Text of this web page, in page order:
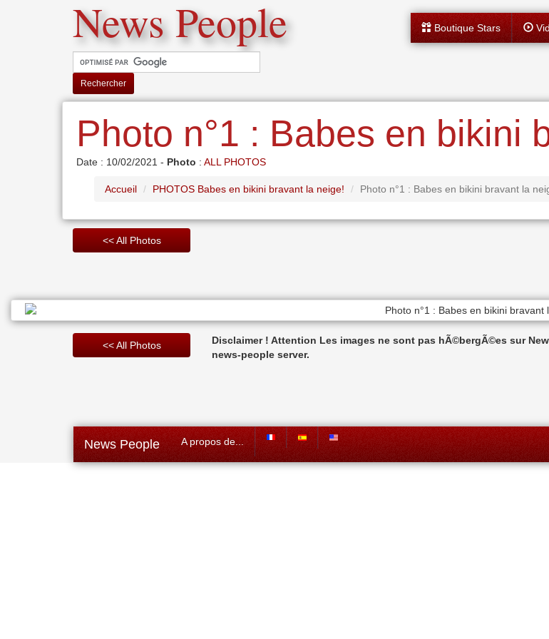
News People
Rechercher
Boutique Stars
Photo n°1 : Babes en bikini
Date : 10/02/2021 - Photo : ALL PHOTOS
Accueil PHOTOS Babes en bikini bravant la neige! Photo n°1 : Babes en bikini bravant la
<< All Photos
<< All Photos
Disclaimer ! Attention Les images ne sont pas hÃ©bergÃ©es sur
news-people server.
News People A propos de...